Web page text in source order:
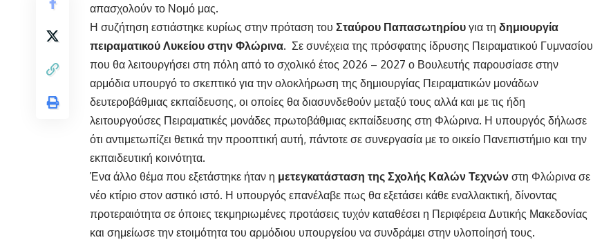
απασχολούν το Νομό μας.
Η συζήτηση εστιάστηκε κυρίως στην πρόταση του Σταύρου Παπασωτηρίου για τη δημιουργία
πειραματικού Λυκείου στην Φλώρινα. Σε συνέχεια της πρόσφατης ίδρυσης Πειραματικού Γυμνασίου
που θα λειτουργήσει στη πόλη από το σχολικό έτος 2026 – 2027 ο Βουλευτής παρουσίασε στην
αρμόδια υπουργό το σκεπτικό για την ολοκλήρωση της δημιουργίας Πειραματικών μονάδων
δευτεροβάθμιας εκπαίδευσης, οι οποίες θα διασυνδεθούν μεταξύ τους αλλά και με τις ήδη
λειτουργούσες Πειραματικές μονάδες πρωτοβάθμιας εκπαίδευσης στη Φλώρινα. Η υπουργός δήλωσε
ότι αντιμετωπίζει θετικά την προοπτική αυτή, πάντοτε σε συνεργασία με το οικείο Πανεπιστήμιο και την
εκπαιδευτική κοινότητα.
Ένα άλλο θέμα που εξετάστηκε ήταν η μετεγκατάσταση της Σχολής Καλών Τεχνών στη Φλώρινα σε
νέο κτίριο στον αστικό ιστό. Η υπουργός επανέλαβε πως θα εξετάσει κάθε εναλλακτική, δίνοντας
προτεραιότητα σε όποιες τεκμηριωμένες προτάσεις τυχόν καταθέσει η Περιφέρεια Δυτικής Μακεδονίας
και σημείωσε την ετοιμότητα του αρμόδιου υπουργείου να συνδράμει στην υλοποίησή τους.